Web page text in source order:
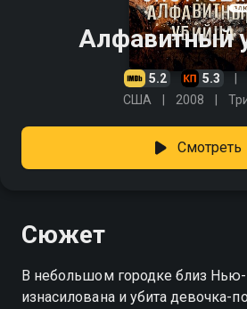
Алфавитный
5.2 5.3
США 2008
Смотреть
Сюжет
В небольшом городке близ
изнасилована и убита девочка-